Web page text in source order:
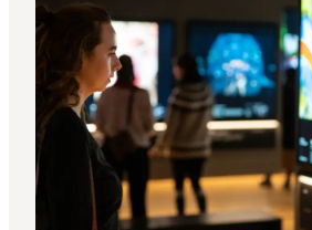
Mangez et buvez
Planifiez